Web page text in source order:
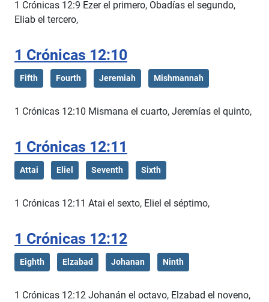
1 Crónicas 12:9 Ezer el primero, Obadías el segundo,
Eliab el tercero,
1 Crónicas 12:10
Fifth Fourth Jeremiah Mishmannah
1 Crónicas 12:10 Mismana el cuarto, Jeremías el quinto,
1 Crónicas 12:11
Attai Eliel Seventh Sixth
1 Crónicas 12:11 Atai el sexto, Eliel el séptimo,
1 Crónicas 12:12
Eighth Elzabad Johanan Ninth
1 Crónicas 12:12 Johanán el octavo, Elzabad el noveno,